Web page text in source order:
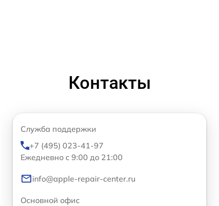
Контакты
Служба поддержки
+7 (495) 023-41-97
Ежедневно с 9:00 до 21:00
info@apple-repair-center.ru
Основной офис